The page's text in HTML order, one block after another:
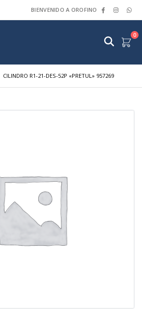
BIENVENIDO A OROFINO
0
CILINDRO R1-21-DES-52P «PRETUL» 957269